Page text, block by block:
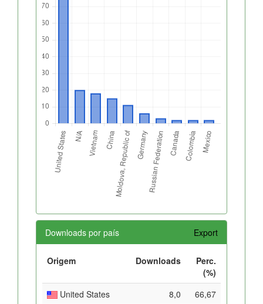
Downloads por país Export
Origem Downloads
Perc.
(%)
United States
8,0
66,67